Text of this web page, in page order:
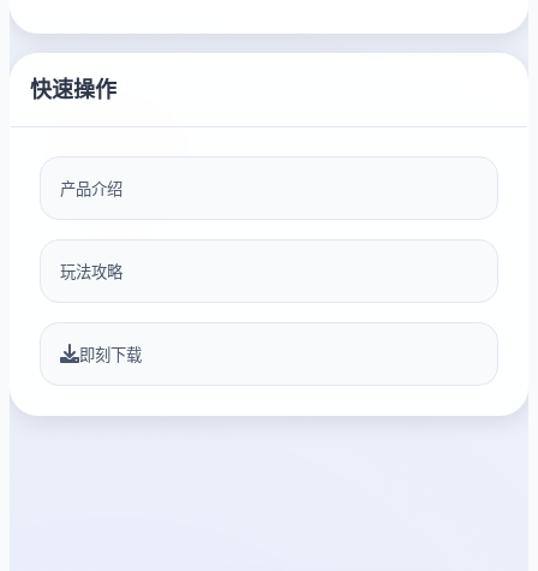
快速操作
产品介绍
玩法攻略
即刻下载